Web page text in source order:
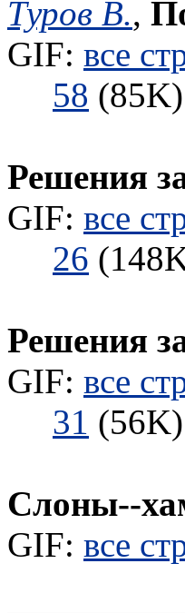
Туров В.,
GIF: все
58
Решения
GIF: все
26
Решения
GIF: все
31
Слоны--
GIF: все